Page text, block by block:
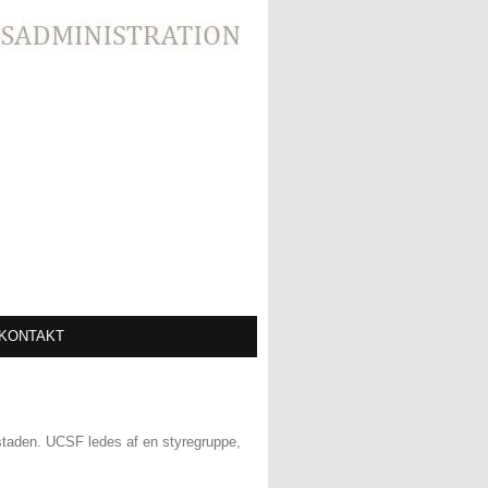
KONTAKT
UCSF ledes af en styregruppe,